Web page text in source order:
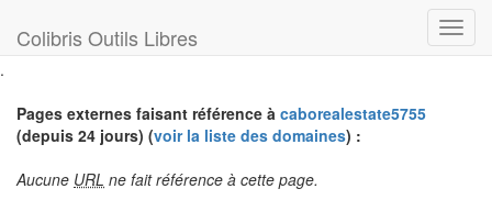
Colibris Outils Libres
.
Pages externes faisant référence à caborealestate5755
(depuis 24 jours) (voir la liste des domaines) :
Aucune URL ne fait référence à cette page.